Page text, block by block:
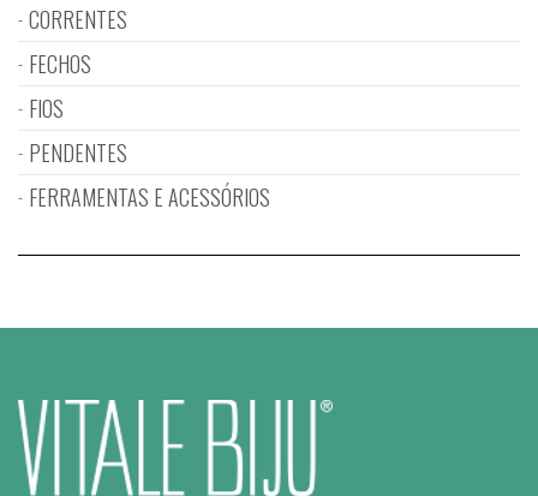
CORRENTES
FECHOS
FIOS
PENDENTES
FERRAMENTAS E ACESSÓRIOS